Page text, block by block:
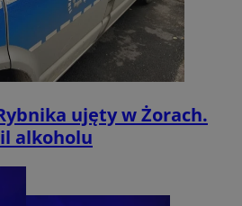
ujęty w Żorach.
alkoholu